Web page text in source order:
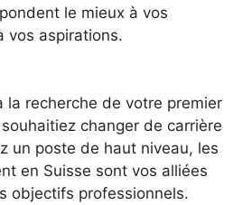
le mieux à vos
vos aspirations.
la recherche de votre premier
changer de carrière
un poste de haut niveau, les
en Suisse sont vos alliées
objectifs professionnels.